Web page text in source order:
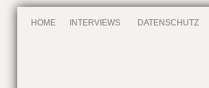
HOME INTERVIEWS DATENSCHUTZ